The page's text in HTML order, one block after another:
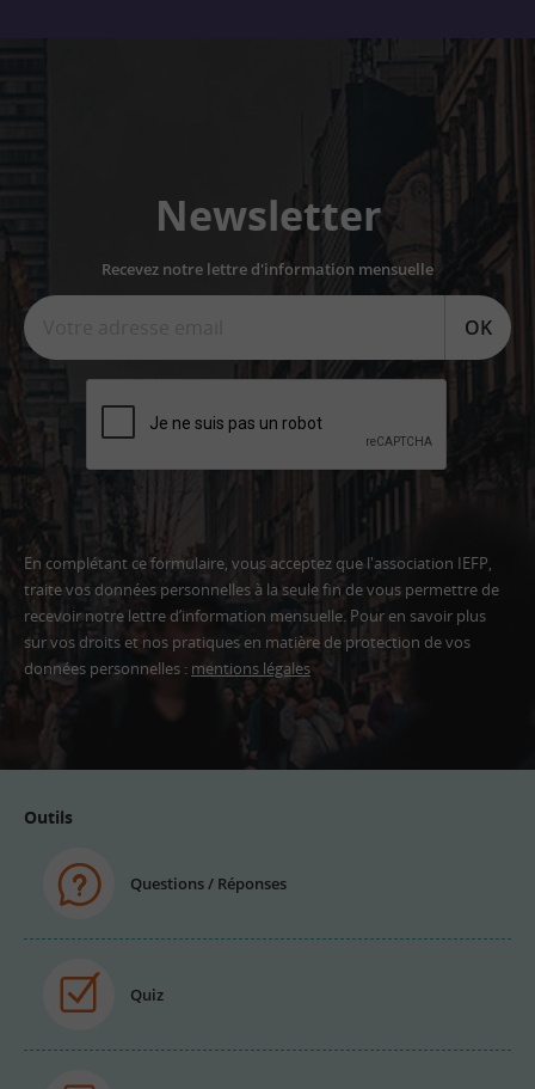
Newsletter
Recevez notre lettre d'information mensuelle
OK
En complétant ce formulaire, vous acceptez que l'association IEFP,
traite vos données personnelles à la seule fin de vous permettre de
recevoir notre lettre d’information mensuelle. Pour en savoir plus
sur vos droits et nos pratiques en matière de protection de vos
données personnelles : mentions légales
Outils
Questions / Réponses
Quiz